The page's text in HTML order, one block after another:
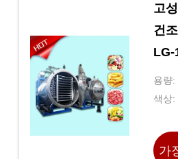
고
건
LG-
가